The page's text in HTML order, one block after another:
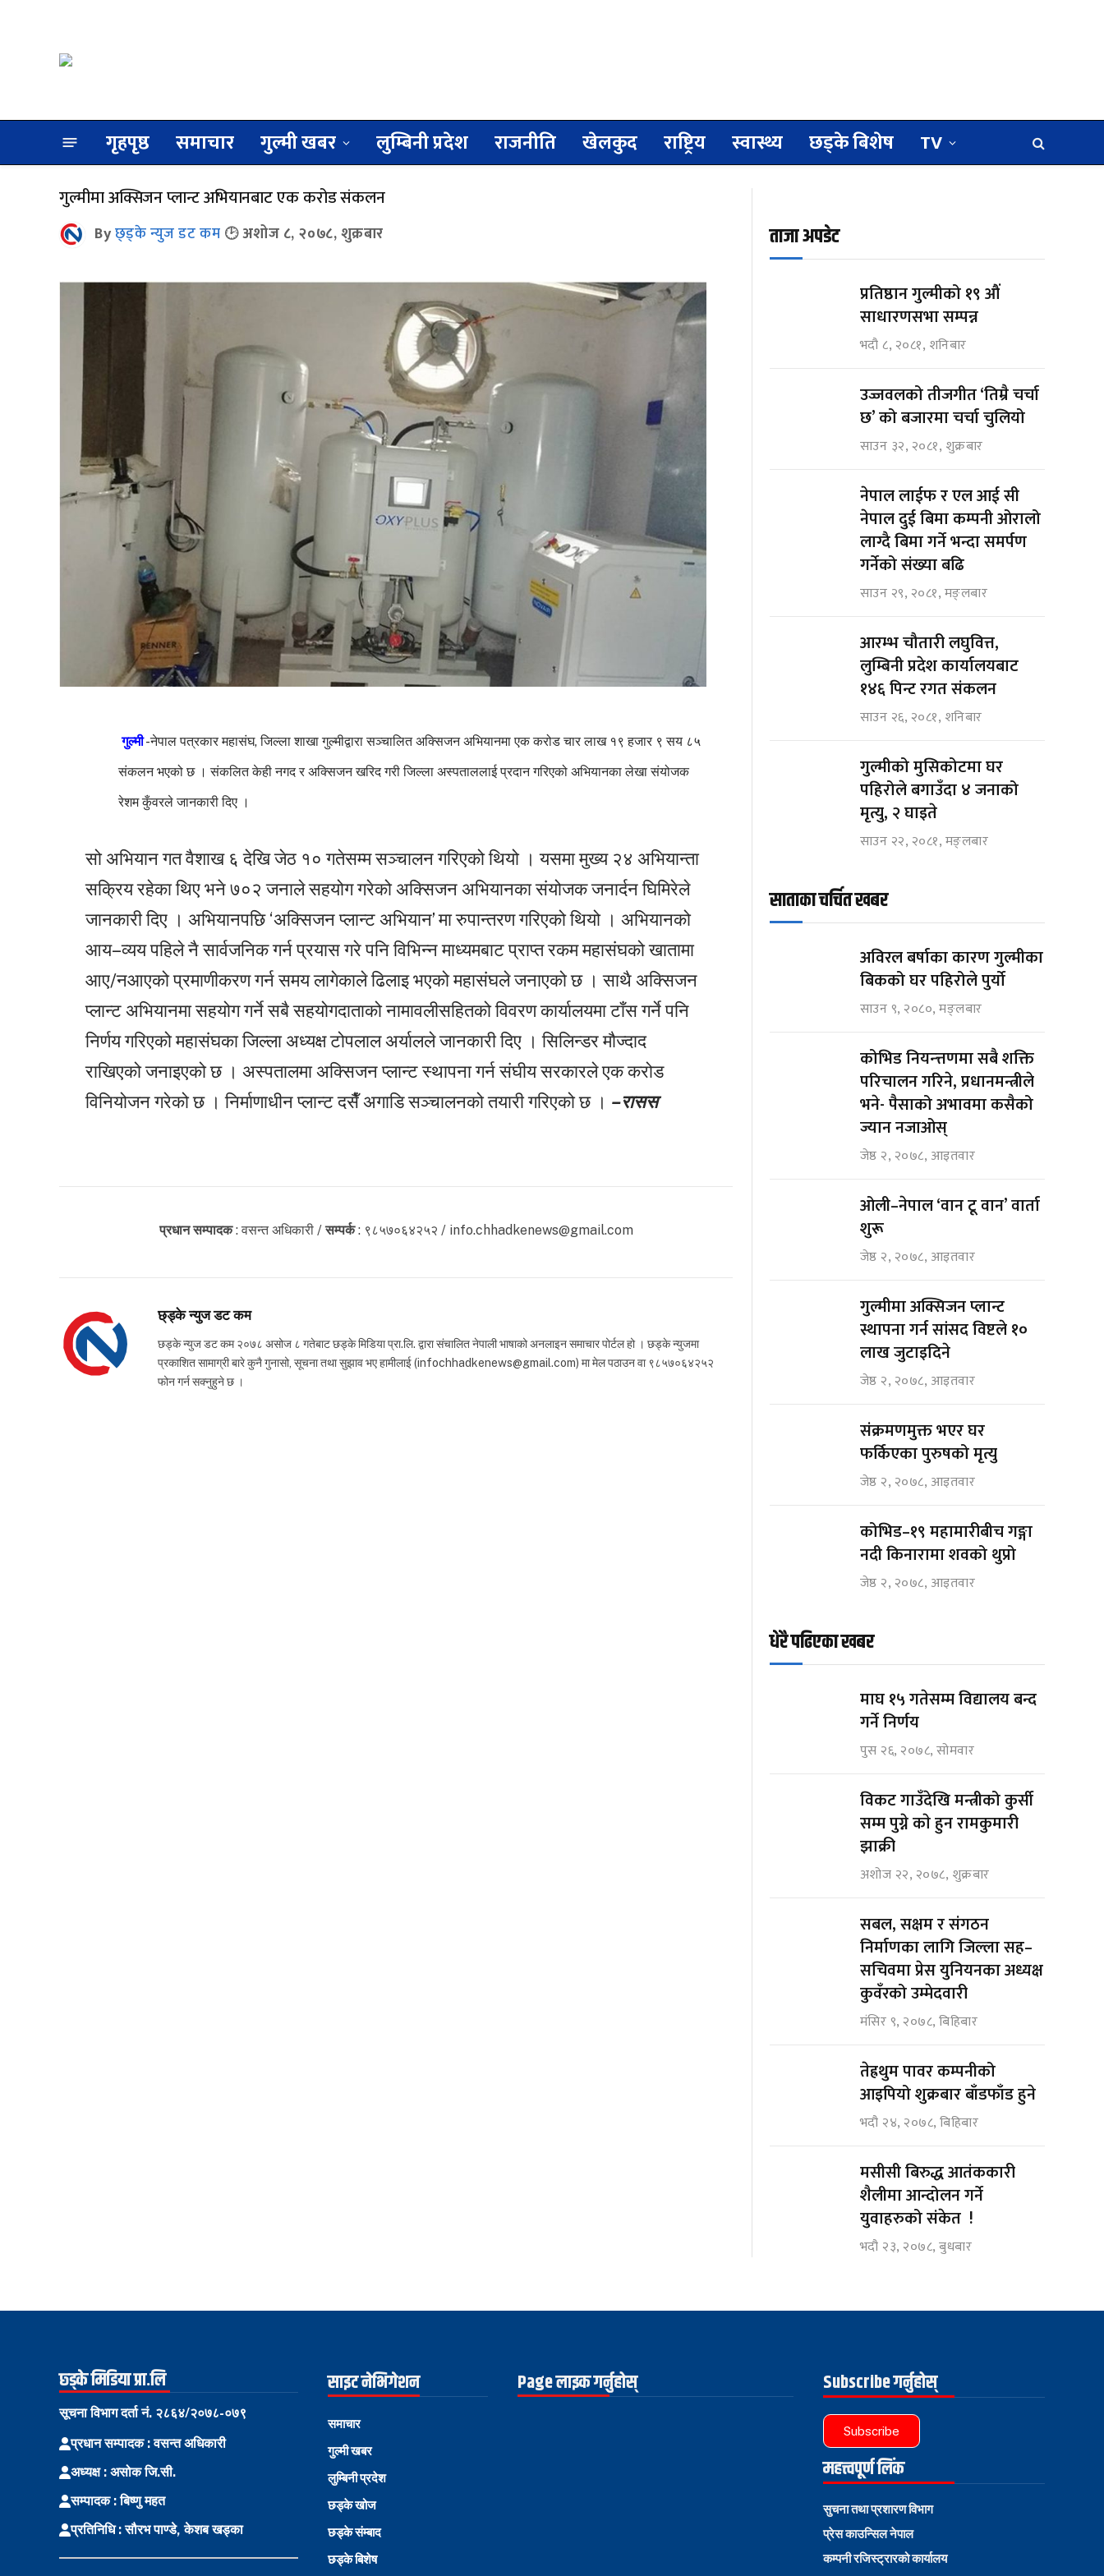
गृहपृष्ठ समाचार गुल्मी खबर लुम्बिनी प्रदेश राजनीति खेलकुद राष्ट्रिय स्वास्थ्य छड्के बिशेष TV
गुल्मीमा अक्सिजन प्लान्ट अभियानबाट एक करोड संकलन
Byछ्ड्के न्युज डट कम अशोज ८, २०७८, शुक्रबार
गुल्मी-नेपाल पत्रकार महासंघ, जिल्ला शाखा गुल्मीद्वारा सञ्चालित अक्सिजन अभियानमा एक करोड चार लाख १९ हजार ९ सय ८५
संकलन भएको छ । संकलित केही नगद र अक्सिजन खरिद गरी जिल्ला अस्पताललाई प्रदान गरिएको अभियानका लेखा संयोजक
रेशम कुँवरले जानकारी दिए ।
सो अभियान गत वैशाख ६ देखि जेठ १० गतेसम्म सञ्चालन गरिएको थियो । यसमा मुख्य २४ अभियान्ता
सक्रिय रहेका थिए भने ७०२ जनाले सहयोग गरेको अक्सिजन अभियानका संयोजक जनार्दन घिमिरेले
जानकारी दिए । अभियानपछि ‘अक्सिजन प्लान्ट अभियान’ मा रुपान्तरण गरिएको थियो । अभियानको
आय–व्यय पहिले नै सार्वजनिक गर्न प्रयास गरे पनि विभिन्न माध्यमबाट प्राप्त रकम महासंघको खातामा
आए/नआएको प्रमाणीकरण गर्न समय लागेकाले ढिलाइ भएको महासंघले जनाएको छ । साथै अक्सिजन
प्लान्ट अभियानमा सहयोग गर्ने सबै सहयोगदाताको नामावलीसहितको विवरण कार्यालयमा टाँस गर्ने पनि
निर्णय गरिएको महासंघका जिल्ला अध्यक्ष टोपलाल अर्यालले जानकारी दिए । सिलिन्डर मौज्दाद
राखिएको जनाइएको छ । अस्पतालमा अक्सिजन प्लान्ट स्थापना गर्न संघीय सरकारले एक करोड
विनियोजन गरेको छ । निर्माणाधीन प्लान्ट दसैँ अगाडि सञ्चालनको तयारी गरिएको छ । –रासस
प्रधान सम्पादक: वसन्त अधिकारी /सम्पर्क: ९८५७०६४२५२ / info.chhadkenews@gmail.com
छ्ड्के न्युज डट कम
छड्के न्युज डट कम २०७८ असोज ८ गतेबाट छड्के मिडिया प्रा.लि. द्वारा संचालित नेपाली भाषाको अनलाइन समाचार पोर्टल हो । छड्के न्युजमा
प्रकाशित सामाग्री बारे कुनै गुनासो, सूचना तथा सुझाव भए हामीलाई (infochhadkenews@gmail.com) मा मेल पठाउन वा ९८५७०६४२५२
फोन गर्न सक्नुहुने छ ।
ताजा अपडेट
प्रतिष्ठान गुल्मीको १९ औं
साधारणसभा सम्पन्न
भदौ ८, २०८१, शनिबार
उज्जवलको तीजगीत ‘तिम्रै चर्चा
छ’ को बजारमा चर्चा चुलियो
साउन ३२, २०८१, शुक्रबार
नेपाल लाईफ र एल आई सी
नेपाल दुई बिमा कम्पनी ओरालो
लाग्दै बिमा गर्ने भन्दा समर्पण
गर्नेको संख्या बढि
साउन २९, २०८१, मङ्लबार
आरम्भ चौतारी लघुवित्त,
लुम्बिनी प्रदेश कार्यालयबाट
१४६ पिन्ट रगत संकलन
साउन २६, २०८१, शनिबार
गुल्मीको मुसिकोटमा घर
पहिरोले बगाउँदा ४ जनाको
मृत्यु, २ घाइते
साउन २२, २०८१, मङ्लबार
साताका चर्चित खबर
अविरल बर्षाका कारण गुल्मीका
बिकको घर पहिरोले पुर्यो
साउन ९, २०८०, मङ्लबार
कोभिड नियन्त्तणमा सबै शक्ति
परिचालन गरिने, प्रधानमन्त्रीले
भने- पैसाको अभावमा कसैको
ज्यान नजाओस्
जेष्ठ २, २०७८, आइतवार
ओली–नेपाल ‘वान टू वान’ वार्ता
शुरू
जेष्ठ २, २०७८, आइतवार
गुल्मीमा अक्सिजन प्लान्ट
स्थापना गर्न सांसद विष्टले १०
लाख जुटाइदिने
जेष्ठ २, २०७८, आइतवार
संक्रमणमुक्त भएर घर
फर्किएका पुरुषको मृत्यु
जेष्ठ २, २०७८, आइतवार
कोभिड–१९ महामारीबीच गङ्गा
नदी किनारामा शवको थुप्रो
जेष्ठ २, २०७८, आइतवार
धेरै पढिएका खबर
माघ १५ गतेसम्म विद्यालय बन्द
गर्ने निर्णय
पुस २६, २०७८, सोमवार
विकट गाउँदेखि मन्त्रीको कुर्सी
सम्म पुग्ने काे हुन रामकुमारी
झाक्री
अशोज २२, २०७८, शुक्रबार
सबल, सक्षम र संगठन
निर्माणका लागि जिल्ला सह–
सचिवमा प्रेस युनियनका अध्यक्ष
कुवँरको उम्मेदवारी
मंसिर ९, २०७८, बिहिबार
तेह्रथुम पावर कम्पनीको
आइपियो शुक्रबार बाँडफाँड हुने
भदौ २४, २०७८, बिहिबार
मसीसी बिरुद्ध आतंककारी
शैलीमा आन्दोलन गर्ने
युवाहरुको संकेत !
भदौ २३, २०७८, बुधबार
छ्ड्के मिडिया प्रा.लि
सूचना विभाग दर्ता नं. २८६४/२०७८-०७९
प्रधान सम्पादक : वसन्त अधिकारी
अध्यक्ष : असोक जि.सी.
सम्पादक : बिष्णु महत
प्रतिनिधि : सौरभ पाण्डे, केशब खड्का
साइट नेभिगेशन
समाचार
गुल्मी खबर
लुम्बिनी प्रदेश
छड्के खोज
छड्के संम्बाद
छड्के बिशेष
Page लाइक गर्नुहोस् Subscribe गर्नुहोस्
Subscribe
महत्त्वपूर्ण लिंक
सुचना तथा प्रशारण विभाग
प्रेस काउन्सिल नेपाल
कम्पनी रजिस्ट्रारको कार्यालय